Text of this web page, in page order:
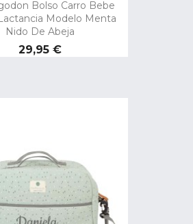
Bolso Carro Bebe
Modelo Menta
Nido De Abeja
Precio
29,95 €